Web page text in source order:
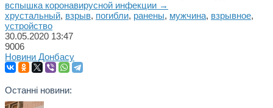
вспышка коронавирусной инфекции →
хрустальный, взрыв, погибли, ранены, мужчина, взрывное,
устройство
30.05.2020 13:47
9006
Новини Донбасу
Останні новини: